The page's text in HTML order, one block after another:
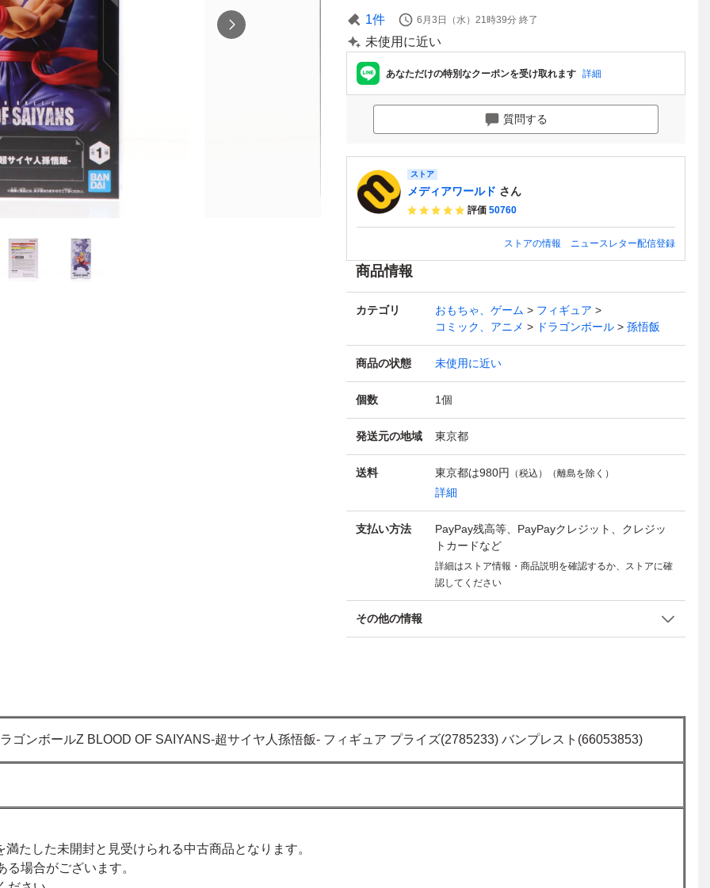
1件 6月3日（水）21時39分 終了
未使用に近い
あなただけの特別なクーポンを受け取れます 詳細
質問する
ストア
メディアワールド さん
評価 50760
ストアの情報 ニュースレター配信登録
商品情報
カテゴリ おもちゃ、ゲーム
フィギュア
コミック、アニメ
ドラゴンボール 孫悟飯
商品の状態 未使用に近い
個数 1個
発送元の地域 東京都
送料 東京都は980円 （税込）（離島を除く）
詳細
支払い方法
PayPay残高等、PayPayクレジット、クレジッ
トカードなど
詳細はストア情報・商品説明を確認するか、ストアに確
認してください
その他の情報